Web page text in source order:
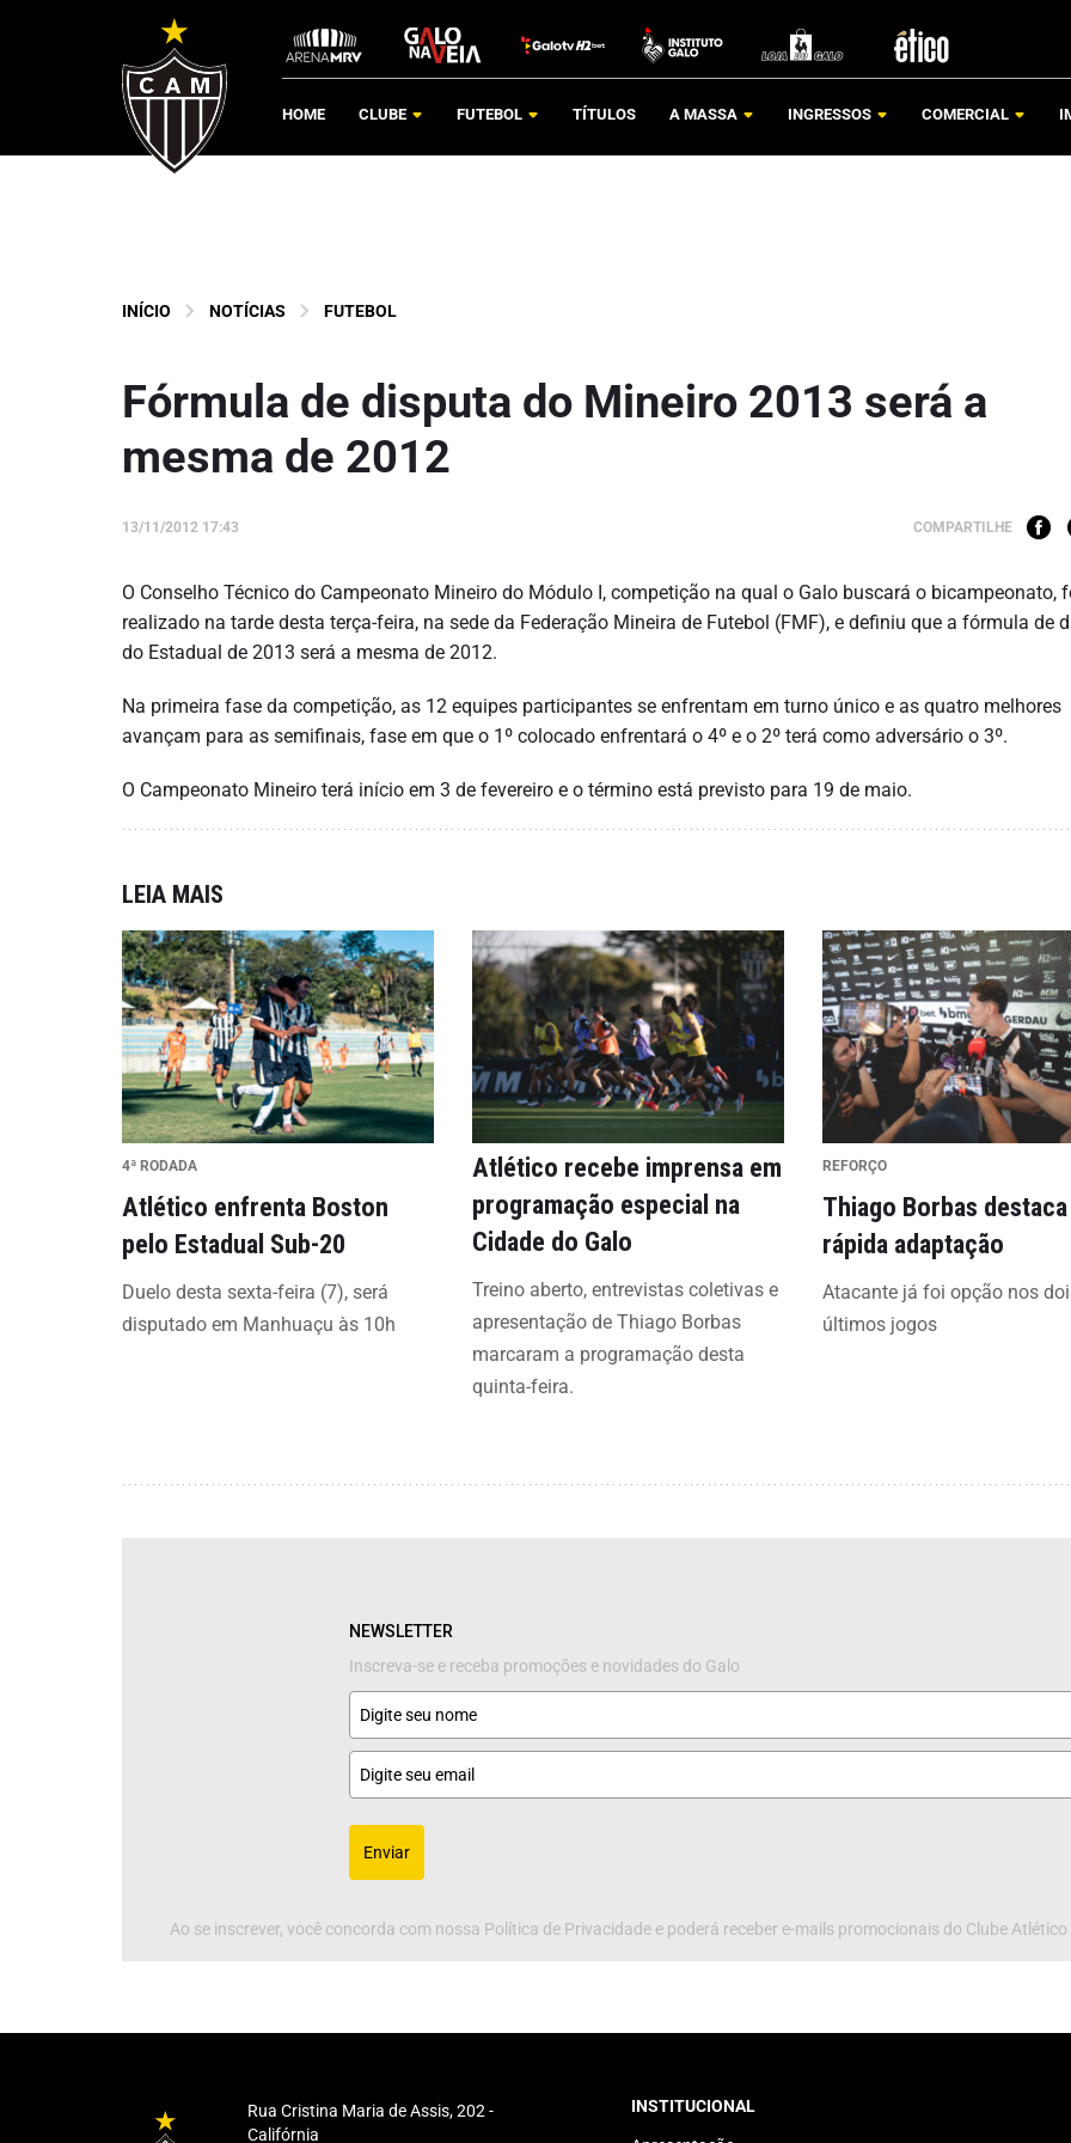
HOME CLUBE FUTEBOL TÍTULOS A MASSA INGRESSOS COMERCIAL
INÍCIO NOTÍCIAS FUTEBOL
Fórmula de disputa do Mineiro 2013 será a
mesma de 2012
13/11/2012 17:43 COMPARTILHE
O Conselho Técnico do Campeonato Mineiro do Módulo I, competição na qual o Galo buscará o bicampeonato,
realizado na tarde desta terça-feira, na sede da Federação Mineira de Futebol (FMF), e definiu que a fórmula de
do Estadual de 2013 será a mesma de 2012.
Na primeira fase da competição, as 12 equipes participantes se enfrentam em turno único e as quatro melhores
avançam para as semifinais, fase em que o 1º colocado enfrentará o 4º e o 2º terá como adversário o 3º.
O Campeonato Mineiro terá início em 3 de fevereiro e o término está previsto para 19 de maio.
LEIA MAIS
4ª RODADA
Atlético enfrenta Boston
pelo Estadual Sub-20
Duelo desta sexta-feira (7), será
disputado em Manhuaçu às 10h
Atlético recebe imprensa em
programação especial na
Cidade do Galo
Treino aberto, entrevistas coletivas e
apresentação de Thiago Borbas
marcaram a programação desta
quinta-feira.
REFORÇO
Thiago Borbas destaca
rápida adaptação
Atacante já foi opção nos
últimos jogos
NEWSLETTER
Inscreva-se e receba promoções e novidades do Galo
Enviar
Ao se inscrever, você concorda com nossa Política de Privacidade e poderá receber e-mails promocionais do Clube
Rua Cristina Maria de Assis, 202 -
Califórnia
INSTITUCIONAL